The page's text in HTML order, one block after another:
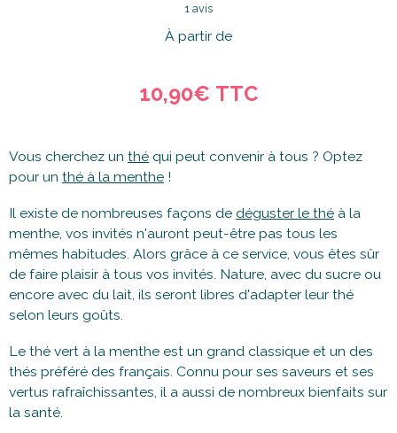
1 avis
À partir de
10,90€ TTC
Vous cherchez un thé qui peut convenir à tous ? Optez
pour un thé à la menthe !
Il existe de nombreuses façons de déguster le thé à la
menthe, vos invités n'auront peut-être pas tous les
mêmes habitudes. Alors grâce à ce service, vous êtes sûr
de faire plaisir à tous vos invités. Nature, avec du sucre ou
encore avec du lait, ils seront libres d'adapter leur thé
selon leurs goûts.
Le thé vert à la menthe est un grand classique et un des
thés préféré des français. Connu pour ses saveurs et ses
vertus rafraîchissantes, il a aussi de nombreux bienfaits sur
la santé.